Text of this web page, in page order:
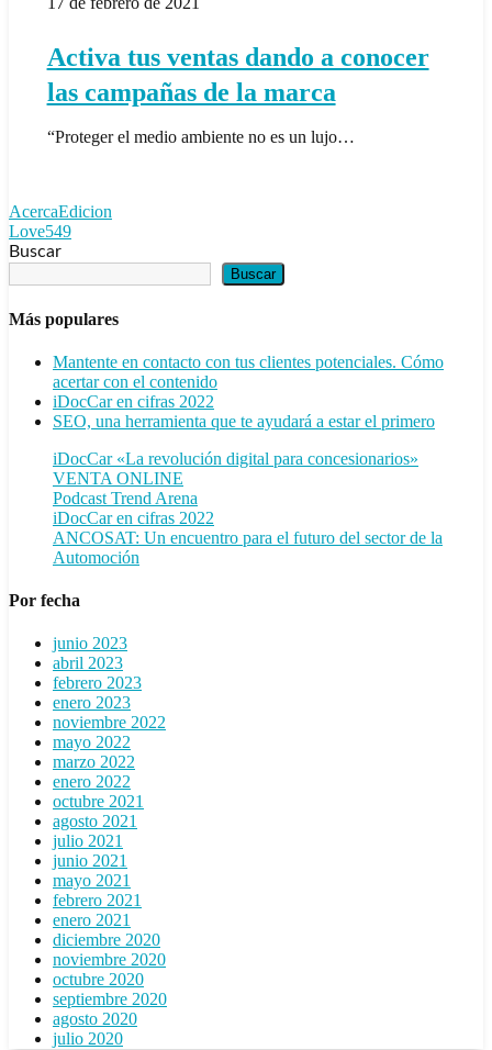
campañas
marca
Activa tus ventas dando a conocer
las campañas de la marca
“Proteger el medio ambiente no es un lujo…
AcercaEdicion
Love549
Buscar
Buscar
Más populares
Mantente en contacto con tus clientes potenciales. Cómo
acertar con el contenido
iDocCar en cifras 2022
SEO, una herramienta que te ayudará a estar el primero
iDocCar «La revolución digital para concesionarios»
VENTA ONLINE
Podcast Trend Arena
iDocCar en cifras 2022
ANCOSAT: Un encuentro para el futuro del sector de la
Automoción
Por fecha
junio 2023
abril 2023
febrero 2023
enero 2023
noviembre 2022
mayo 2022
marzo 2022
enero 2022
octubre 2021
agosto 2021
julio 2021
junio 2021
mayo 2021
febrero 2021
enero 2021
diciembre 2020
noviembre 2020
octubre 2020
septiembre 2020
agosto 2020
julio 2020